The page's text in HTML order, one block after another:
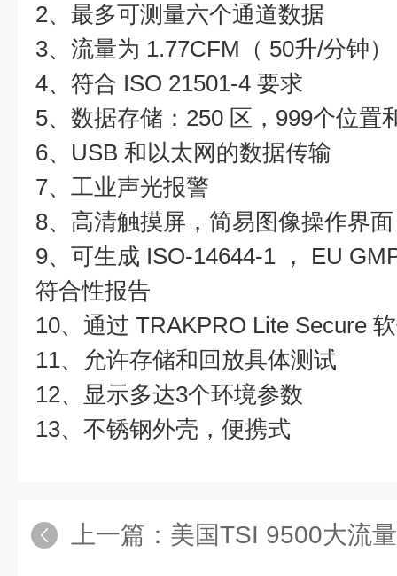
2、最多可测量六个通道数据
3、流量为 1.77CFM（ 50升/分钟）
4、符合 ISO 21501-4 要求
5、数据存储：250 区，999个位置
6、USB 和以太网的数据传输
7、工业声光报警
8、高清触摸屏，简易图像操作界
9、可生成 ISO-14644-1 ， EU
符合性报告
10、通过 TRAKPRO Lite Secure
11、允许存储和回放具体测试
12、显示多达3个环境参数
13、不锈钢外壳，便携式
上一篇： 美国TSI 9500大流